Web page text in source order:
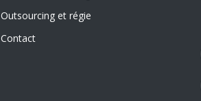
Outsourcing et régie
Contact